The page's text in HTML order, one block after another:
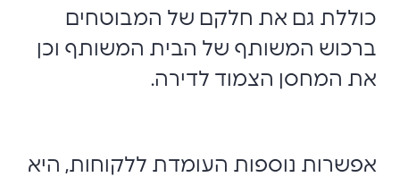
כוללת גם את חלקם של המבוטחים
ברכוש המשותף של הבית המשותף וכן
את המחסן הצמוד לדירה.
אפשרות נוספות העומדת ללקוחות, היא